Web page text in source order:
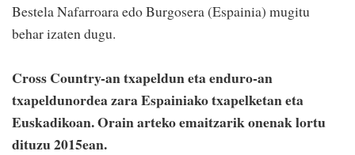
Bestela Nafarroara edo Burgosera (Espainia) mugitu
behar izaten dugu.
Cross Country-an txapeldun eta enduro-an
txapeldunordea zara Espainiako txapelketan eta
Euskadikoan. Orain arteko emaitzarik onenak lortu
dituzu 2015ean.